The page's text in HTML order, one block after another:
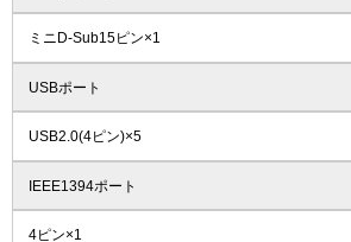
ミニD-Sub15ピン×1
USBポート
USB2.0(4ピン)×5
IEEE1394ポート
4ピン×1